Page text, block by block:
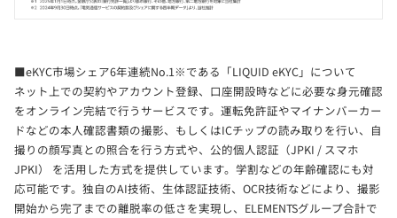
■eKYC市場シェア6年連続No.1※である「LIQUID eKYC」について
ネット上での契約やアカウント登録、口座開設時などに必要な身元確認
をオンライン完結で行うサービスです。運転免許証やマイナンバーカー
ドなどの本人確認書類の撮影、もしくはICチップの読み取りを行い、自
撮りの顔写真との照合を行う方式や、公的個人認証（JPKI / スマホ
JPKI） を活用した方式を提供しています。学割などの年齢確認にも対
応可能です。独自のAI技術、生体認証技術、OCR技術などにより、撮影
開始から完了までの離脱率の低さを実現し、ELEMENTSグループ合計で